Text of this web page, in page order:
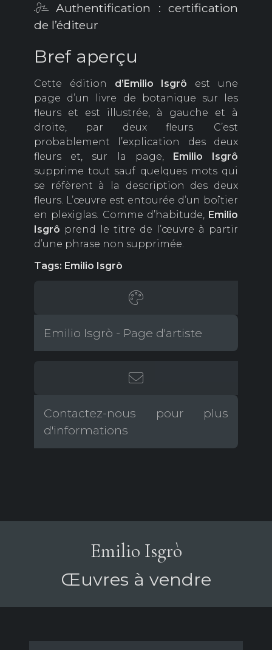
Authentification : certification
de l’éditeur
Bref aperçu
Cette édition d’Emilio Isgrô est une
page d’un livre de botanique sur les
fleurs et est illustrée, à gauche et à
droite, par deux fleurs. C’est
probablement l’explication des deux
fleurs et, sur la page,
Emilio Isgrô
supprime tout sauf quelques mots qui
se réfèrent à la description des deux
fleurs. L’œuvre est entourée d’un boîtier
en plexiglas. Comme d’habitude, Emilio
Isgrô prend le titre de l’œuvre à partir
d’une phrase non supprimée.
Tags: Emilio Isgrò
Emilio Isgrò - Page d'artiste
Contactez-nous pour plus
d'informations
Emilio Isgrò
Œuvres à vendre